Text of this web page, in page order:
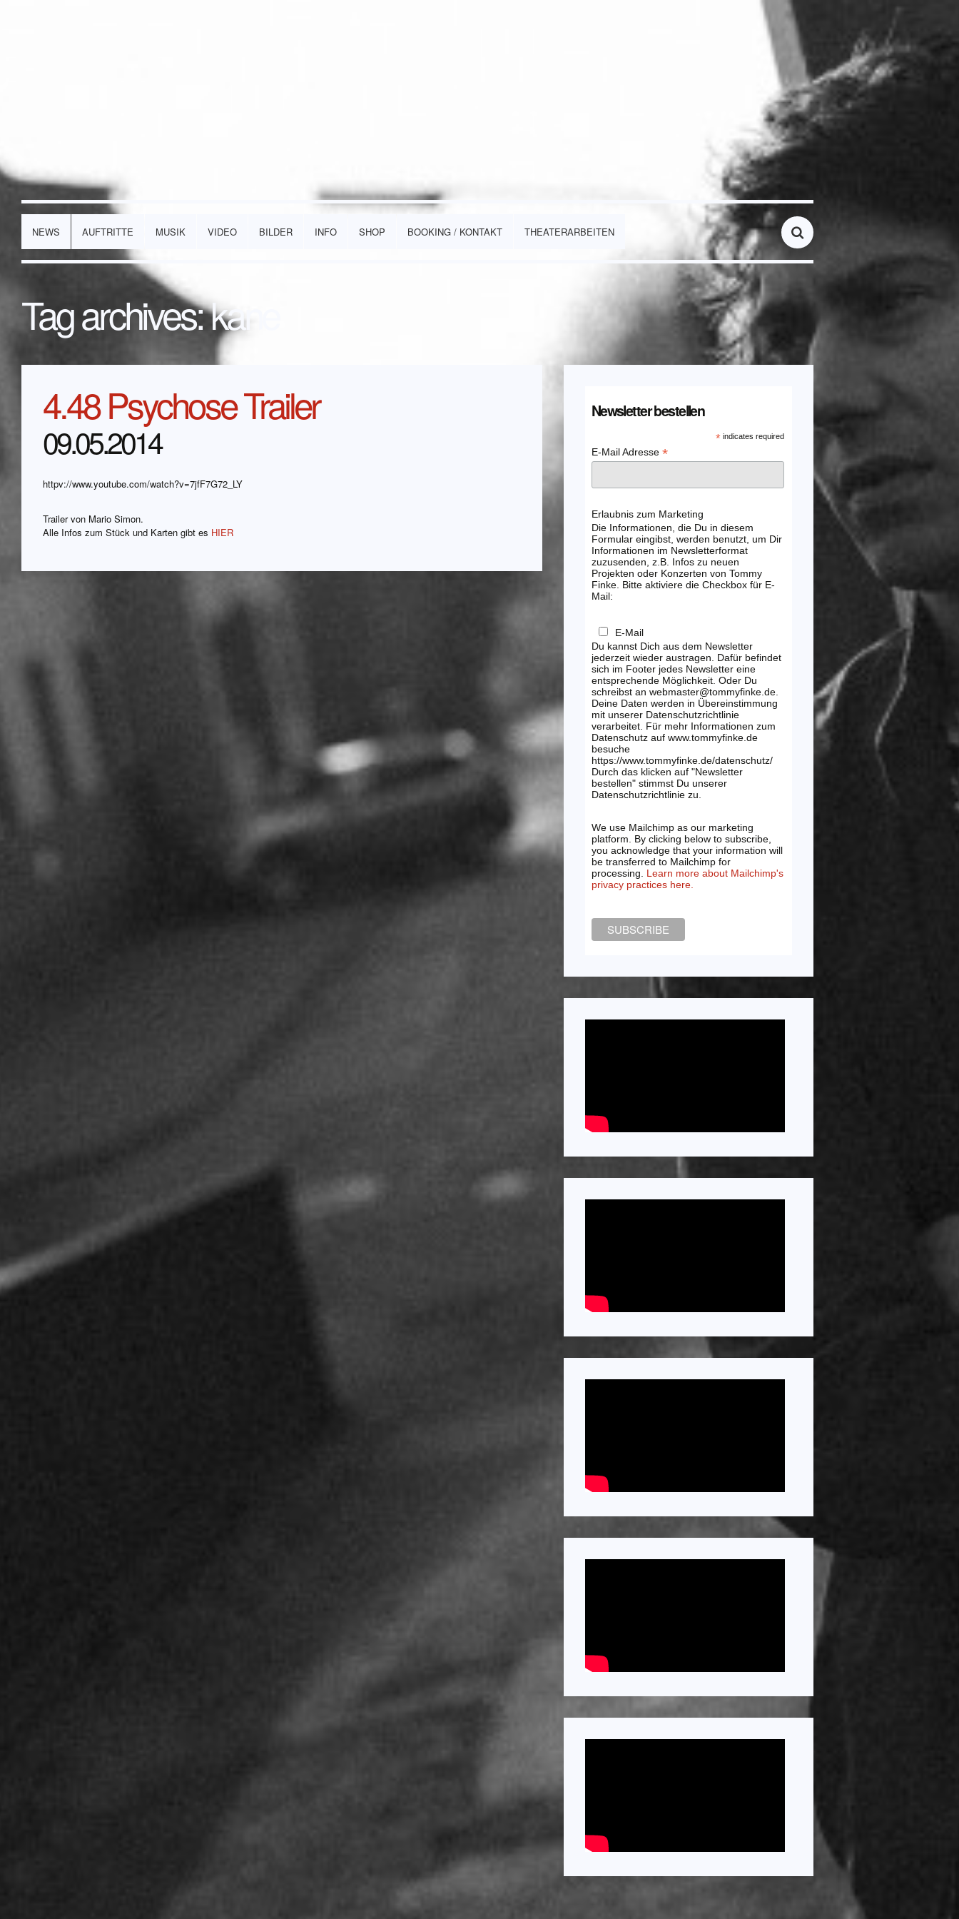
NEWS AUFTRITTE MUSIK VIDEO BILDER INFO SHOP BOOKING / KONTAKT THEATERARBEITEN
Tag archives:kane
4.48 Psychose Trailer
09.05.2014
httpv://www.youtube.com/watch?v=7jfF7G72_LY
Trailer von Mario Simon.
Alle Infos zum Stück und Karten gibt es HIER
Newsletter bestellen
*indicates required
E-Mail Adresse *
Erlaubnis zum Marketing
Die Informationen, die Du in diesem
Formular eingibst, werden benutzt, um Dir
Informationen im Newsletterformat
zuzusenden, z.B. Infos zu neuen
Projekten oder Konzerten von Tommy
Finke. Bitte aktiviere die Checkbox für E-
Mail:
E-Mail
Du kannst Dich aus dem Newsletter
jederzeit wieder austragen. Dafür befindet
sich im Footer jedes Newsletter eine
entsprechende Möglichkeit. Oder Du
schreibst an webmaster@tommyfinke.de.
Deine Daten werden in Übereinstimmung
mit unserer Datenschutzrichtlinie
verarbeitet. Für mehr Informationen zum
Datenschutz auf www.tommyfinke.de
besuche
https://www.tommyfinke.de/datenschutz/
Durch das klicken auf "Newsletter
bestellen" stimmst Du unserer
Datenschutzrichtlinie zu.
We use Mailchimp as our marketing
platform. By clicking below to subscribe,
you acknowledge that your information will
be transferred to Mailchimp for
processing. Learn more about Mailchimp's
privacy practices here.